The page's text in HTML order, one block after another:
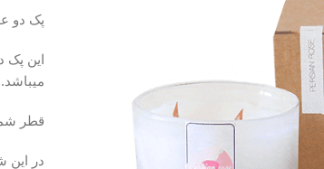
پک دو
این پک
میباشد.
قطر شمع های معطر ۹
در